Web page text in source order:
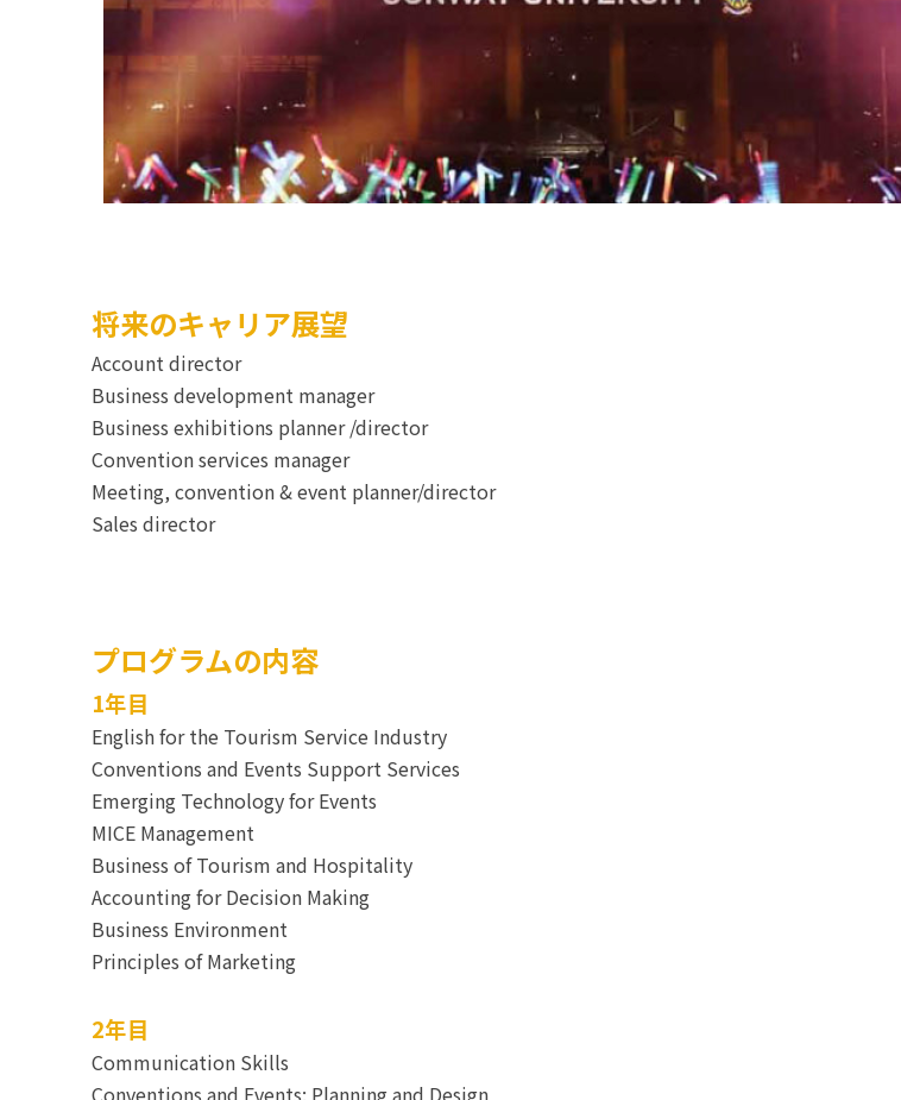
将来のキャリア展望
Account director
Business development manager
Business exhibitions planner /director
Convention services manager
Meeting, convention & event planner/director
Sales director
プログラムの内容
1年目
English for the Tourism Service Industry
Conventions and Events Support Services
Emerging Technology for Events
MICE Management
Business of Tourism and Hospitality
Accounting for Decision Making
Business Environment
Principles of Marketing
2年目
Communication Skills
Conventions and Events: Planning and Design